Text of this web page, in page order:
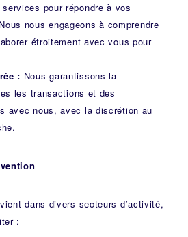
pour répondre à vos
nous engageons à comprendre
étroitement avec vous pour
: Nous garantissons la
les transactions et des
avec nous, avec la discrétion au
dans divers secteurs d’activité,
: